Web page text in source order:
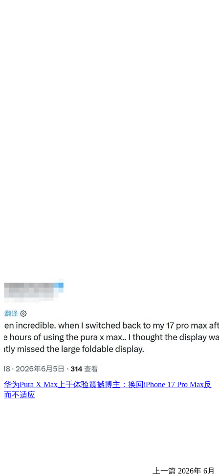
华为Pura X Max上手体验震撼博主：换回iPhone 17 Pro Max反
而不适应
上一篇 2026年 6月